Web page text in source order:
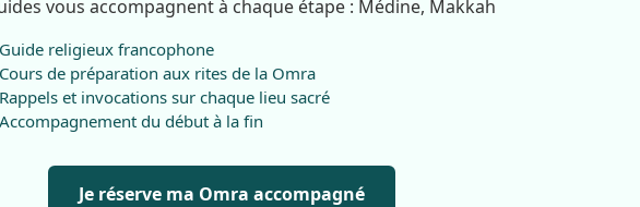
vous accompagnent à chaque étape : Médine, Makkah
Guide religieux francophone
Cours de préparation aux rites de la Omra
Rappels et invocations sur chaque lieu sacré
Accompagnement du début à la fin
Je réserve ma Omra accompagné